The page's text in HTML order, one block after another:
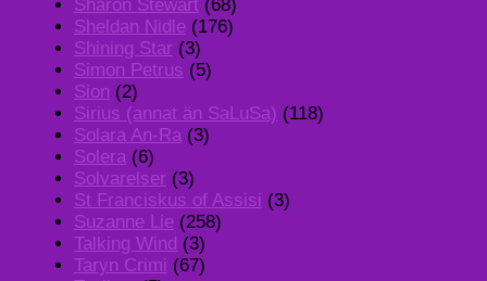
Sharon Stewart (68)
Sheldan Nidle (176)
Shining Star (3)
Simon Petrus (5)
Sion (2)
Sirius (annat än SaLuSa) (118)
Solara An-Ra (3)
Solera (6)
Solvarelser (3)
St Franciskus of Assisi (3)
Suzanne Lie (258)
Talking Wind (3)
Taryn Crimi (67)